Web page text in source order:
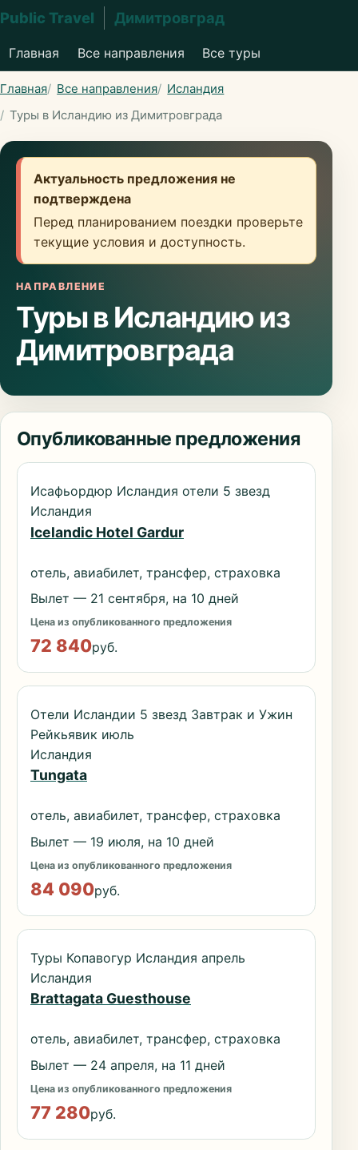
Public Travel Димитровград
Главная Все направления Все туры
Главная Все направления
Исландия
Туры в Исландию из Димитровграда
Актуальность предложения не
подтверждена
Перед планированием поездки проверьте
текущие условия и доступность.
НАПРАВЛЕНИЕ
Туры в Исландию из
Димитровграда
Опубликованные предложения
Исафьордюр Исландия отели 5 звезд
Исландия
Icelandic Hotel Gardur
отель, авиабилет, трансфер, страховка
Вылет — 21 сентября, на 10 дней
Цена из опубликованного предложения
72 840руб.
Отели Исландии 5 звезд Завтрак и Ужин
Рейкьявик июль
Исландия
Tungata
отель, авиабилет, трансфер, страховка
Вылет — 19 июля, на 10 дней
Цена из опубликованного предложения
84 090руб.
Туры Копавогур Исландия апрель
Исландия
Brattagata Guesthouse
отель, авиабилет, трансфер, страховка
Вылет — 24 апреля, на 11 дней
Цена из опубликованного предложения
77 280руб.